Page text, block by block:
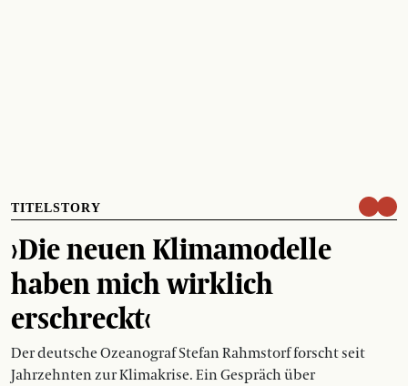
TITELSTORY
›Die neuen Klimamodelle
haben mich wirklich
erschreckt‹
Der deutsche Ozeanograf Stefan Rahmstorf forscht seit
Jahrzehnten zur Klimakrise. Ein Gespräch über